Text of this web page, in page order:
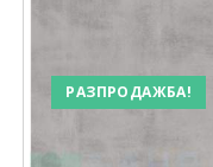
РАЗПРОДАЖБА!